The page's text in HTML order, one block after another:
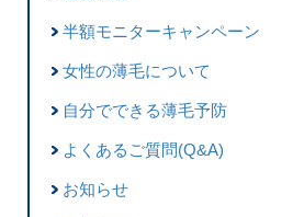
半額モニターキャンペーン
女性の薄毛について
自分でできる薄毛予防
よくあるご質問(Q&A)
お知らせ